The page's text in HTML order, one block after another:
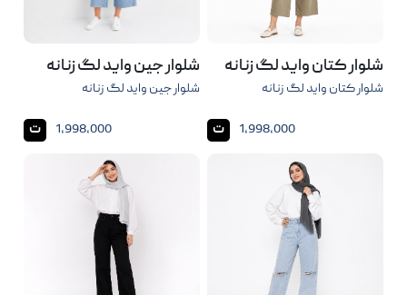
شلوار کتان واید لگ زنانه
شلوار کتان واید لگ زنانه
1,998,000 ت
شلوار جین واید لگ زنانه
شلوار جین واید لگ زنانه
1,998,000 ت